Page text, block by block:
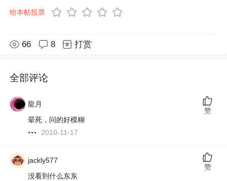
给本帖投票
66 8 打赏
全部评论
龍月
晕死，问的好模糊
2010-11-17
赞
jackly577
没看到什么东东
赞